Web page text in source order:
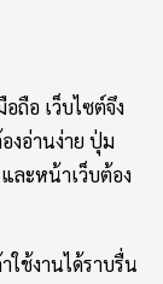
ถือ เว็บไซต์จึง
งอ่านง่าย ปุ่ม
ละหน้าเว็บต้อง
ใช้งานได้ราบรื่น